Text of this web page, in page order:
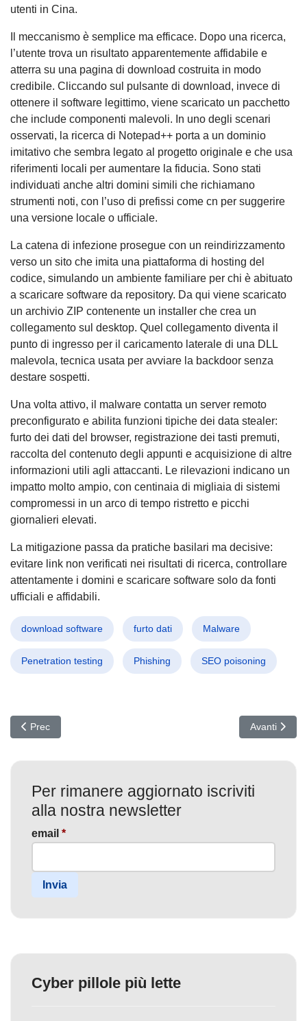
utenti in Cina.
Il meccanismo è semplice ma efficace. Dopo una ricerca,
l’utente trova un risultato apparentemente affidabile e
atterra su una pagina di download costruita in modo
credibile. Cliccando sul pulsante di download, invece di
ottenere il software legittimo, viene scaricato un pacchetto
che include componenti malevoli. In uno degli scenari
osservati, la ricerca di Notepad++ porta a un dominio
imitativo che sembra legato al progetto originale e che usa
riferimenti locali per aumentare la fiducia. Sono stati
individuati anche altri domini simili che richiamano
strumenti noti, con l’uso di prefissi come cn per suggerire
una versione locale o ufficiale.
La catena di infezione prosegue con un reindirizzamento
verso un sito che imita una piattaforma di hosting del
codice, simulando un ambiente familiare per chi è abituato
a scaricare software da repository. Da qui viene scaricato
un archivio ZIP contenente un installer che crea un
collegamento sul desktop. Quel collegamento diventa il
punto di ingresso per il caricamento laterale di una DLL
malevola, tecnica usata per avviare la backdoor senza
destare sospetti.
Una volta attivo, il malware contatta un server remoto
preconfigurato e abilita funzioni tipiche dei data stealer:
furto dei dati del browser, registrazione dei tasti premuti,
raccolta del contenuto degli appunti e acquisizione di altre
informazioni utili agli attaccanti. Le rilevazioni indicano un
impatto molto ampio, con centinaia di migliaia di sistemi
compromessi in un arco di tempo ristretto e picchi
giornalieri elevati.
La mitigazione passa da pratiche basilari ma decisive:
evitare link non verificati nei risultati di ricerca, controllare
attentamente i domini e scaricare software solo da fonti
ufficiali e affidabili.
download software furto dati Malware
Penetration testing Phishing SEO poisoning
Articolo precedente: n8n sotto attacco: CVE-2026-21858 (CVSS
Prec Articolo
Avanti
Per rimanere aggiornato iscriviti
alla nostra newsletter
email *
Invia
Cyber pillole più lette